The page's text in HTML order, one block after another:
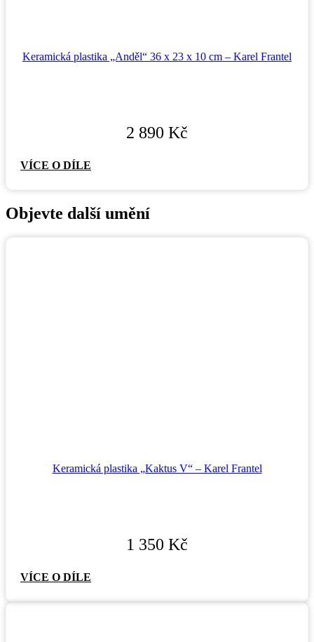
Keramická plastika „Anděl“ 36 x 23 x 10 cm – Karel Frantel
2 890 Kč
VÍCE O DÍLE
Objevte další umění
Keramická plastika „Kaktus V“ – Karel Frantel
1 350 Kč
VÍCE O DÍLE